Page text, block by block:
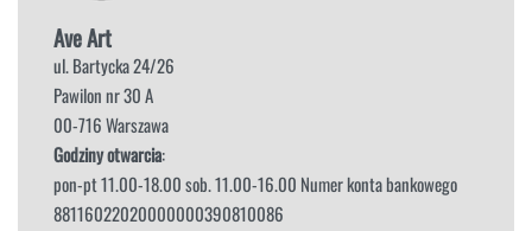
Ave Art
ul. Bartycka 24/26
Pawilon nr 30 A
00-716 Warszawa
Godziny otwarcia:
pon-pt 11.00-18.00 sob. 11.00-16.00 Numer konta bankowego
88116022020000000390810086